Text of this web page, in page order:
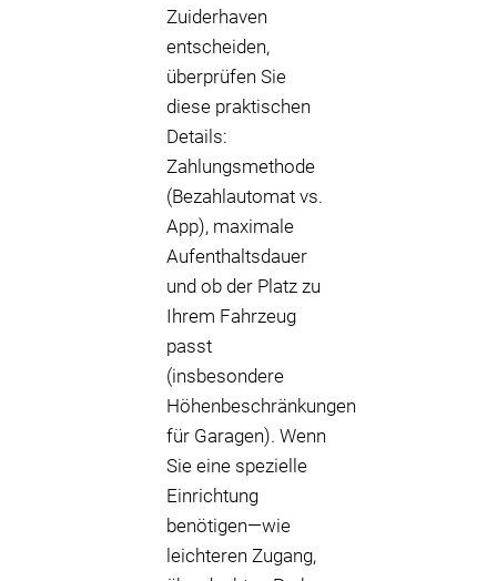
Zuiderhaven
entscheiden,
überprüfen Sie
diese praktischen
Details:
Zahlungsmethode
(Bezahlautomat vs.
App), maximale
Aufenthaltsdauer
und ob der Platz zu
Ihrem Fahrzeug
passt
(insbesondere
Höhenbeschränkungen
für Garagen). Wenn
Sie eine spezielle
Einrichtung
benötigen—wie
leichteren Zugang,